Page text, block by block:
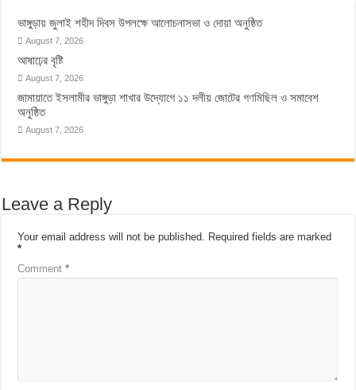
ভাঙ্গুড়ায় জুলাই শহীদ দিবস উপলক্ষে আলোচনাসভা ও দোয়া অনুষ্ঠিত
August 7, 2026
আষাঢ়ের বৃষ্টি
August 7, 2026
জামায়াতে ইসলামীর ভাঙ্গুড়া শাখার উদ্যোগে ১১ দলীয় জোটের গণমিছিল ও সমাবেশ
অনুষ্ঠিত
August 7, 2026
Leave a Reply
Your email address will not be published. Required fields are marked
*
Comment*